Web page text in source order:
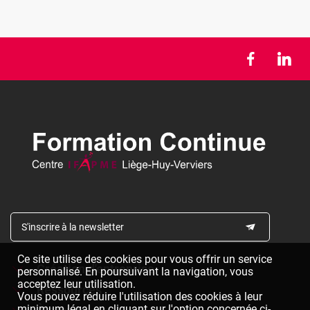
Ce site utilise des cookies pour vous offrir un service
personnalisé. En poursuivant la navigation, vous
acceptez leur utilisation.
Vous pouvez réduire l'utilisation des cookies à leur
S'inscrire à la newsletter
Création d'entreprise
Formations à la création d'entreprise
Ressources